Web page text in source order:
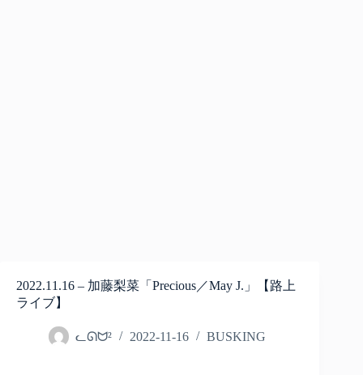
2022.11.16 – 加藤梨菜「Precious／May J.」【路上
ライブ】
ᓚᘏᗢ² 2022-11-16 BUSKING